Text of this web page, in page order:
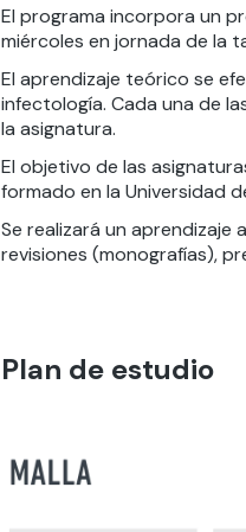
El programa incorpora un
miércoles en jornada de la
El aprendizaje teórico se
infectología. Cada una de
la asignatura.
El objetivo de las
formado en la Universidad
Se realizará un
revisiones (monografías),
Plan de estudio